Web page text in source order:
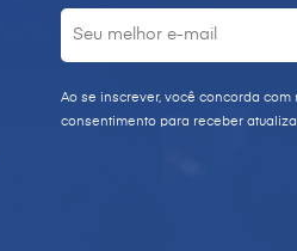
Ao se inscrever, você concorda
consentimento para receber